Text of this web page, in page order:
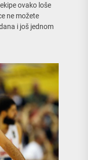
ovako loše
ne možete
i još jednom